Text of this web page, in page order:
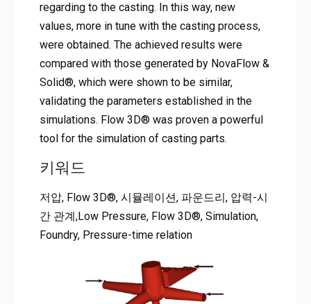
regarding to the casting. In this way, new
values, more in tune with the casting process,
were obtained. The achieved results were
compared with those generated by NovaFlow &
Solid®, which were shown to be similar,
validating the parameters established in the
simulations. Flow 3D® was proven a powerful
tool for the simulation of casting parts.
키워드
저압, Flow 3D®, 시뮬레이션, 파운드리, 압력-시
간 관계,Low Pressure, Flow 3D®, Simulation,
Foundry, Pressure-time relation